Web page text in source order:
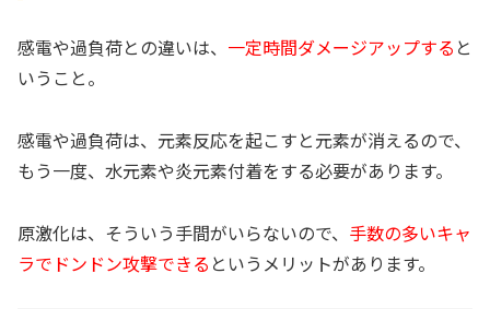
感電や過負荷との違いは、 一定時間ダメージアップする と
いうこと。
感電や過負荷は、元素反応を起こすと元素が消えるので、
もう一度、水元素や炎元素付着をする必要があります。
原激化は、そういう手間がいらないので、 手数の多いキャ
ラでドンドン攻撃できる というメリットがあります。